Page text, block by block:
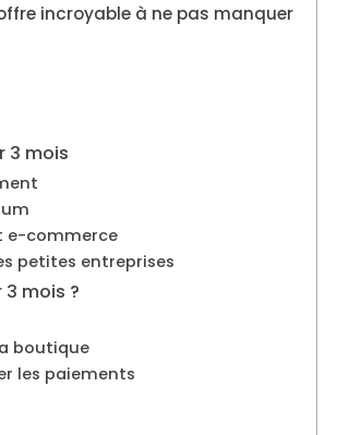
incroyable à ne pas manquer
3 mois
e-commerce
petites entreprises
mois ?
boutique
les paiements